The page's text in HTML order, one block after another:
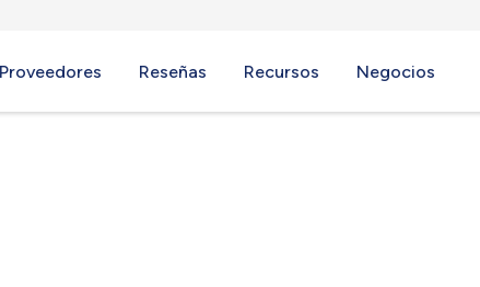
Reseñas Recursos Negocios